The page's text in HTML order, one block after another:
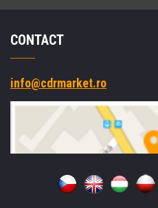
CONTACT
info@cdrmarket.ro